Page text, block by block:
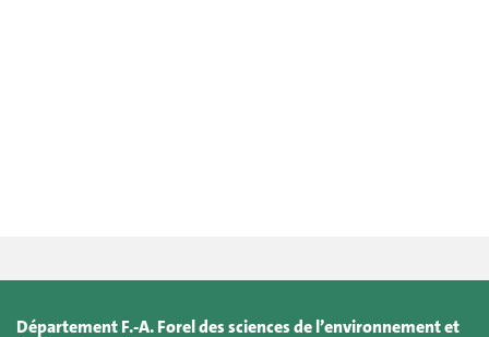
Département F.-A. Forel des sciences de l’environnement et